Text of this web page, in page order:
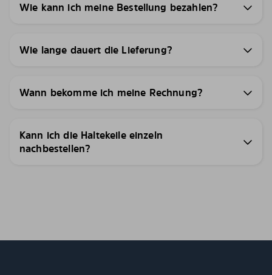
Wie kann ich meine Bestellung bezahlen?
Wie lange dauert die Lieferung?
Wann bekomme ich meine Rechnung?
Kann ich die Haltekeile einzeln
nachbestellen?